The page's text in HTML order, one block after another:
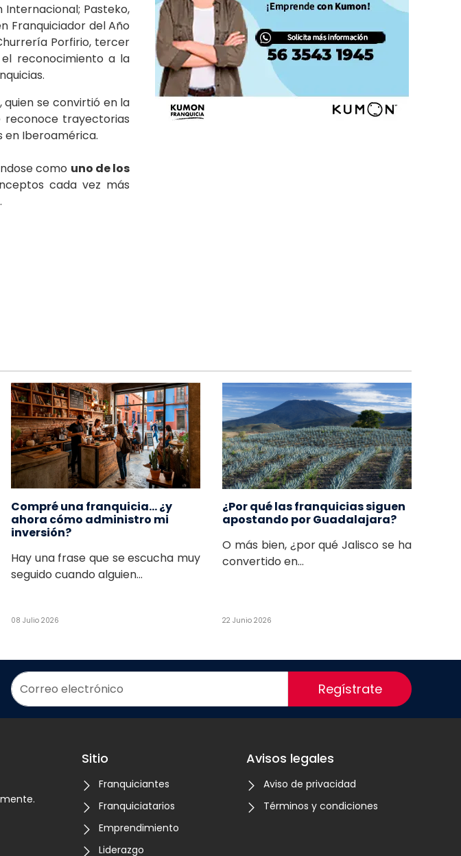
Internacional; Pasteko,
Franquiciador del Año
Porfirio, tercer
reconocimiento a la
, quien se convirtió en la
reconoce trayectorias
en Iberoamérica.
como uno de los
cada vez más
Compré una franquicia… ¿y
ahora cómo administro mi
inversión?
Hay una frase que se escucha muy
seguido cuando alguien...
08 Julio 2026
¿Por qué las franquicias siguen
apostando por Guadalajara?
O más bien, ¿por qué Jalisco se ha
convertido en...
22 Junio 2026
Regístrate
Sitio
Franquiciantes
Franquiciatarios
Emprendimiento
Liderazgo
Avisos legales
Aviso de privacidad
Términos y condiciones